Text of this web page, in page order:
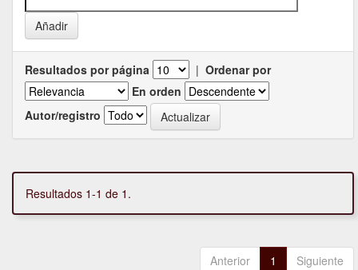
Resultados por página | Ordenar por
En orden
Autor/registro
Resultados 1-1 de 1.
Anterior 1 Siguiente